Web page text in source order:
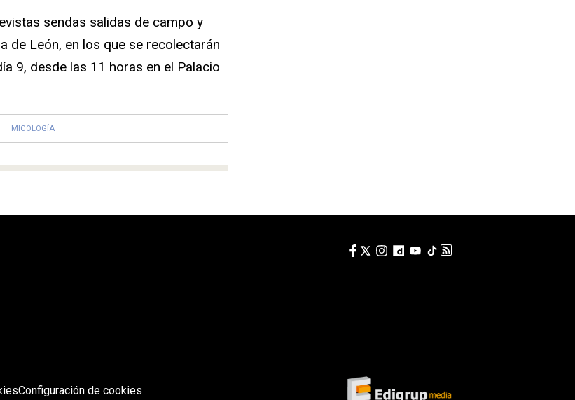
sendas salidas de campo y
de León, en los que se recolectarán
9, desde las 11 horas en el Palacio
MICOLOGÍA
Configuración de cookies